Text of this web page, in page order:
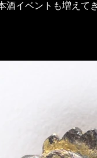
酒イベントも増えて